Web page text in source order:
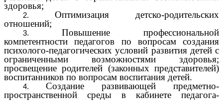
здоровья;
Оптимизация детско-родительских
отношений;
Повышение профессиональной
компетентности педагогов по вопросам создания
психолого-педагогических условий развития детей с
ограниченными возможностями здоровья;
просвещение родителей (законных представителей)
воспитанников по вопросам воспитания детей.
Создание развивающей предметно-
пространственной среды в кабинете педагога-